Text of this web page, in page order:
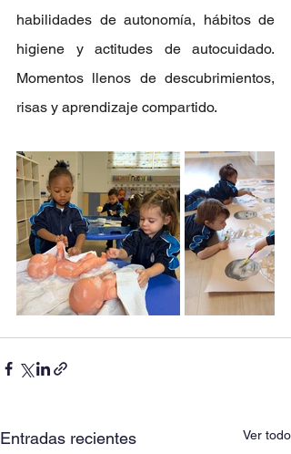
habilidades de autonomía, hábitos de
higiene y actitudes de autocuidado.
Momentos llenos de descubrimientos,
risas y aprendizaje compartido.
Entradas recientes Ver todo